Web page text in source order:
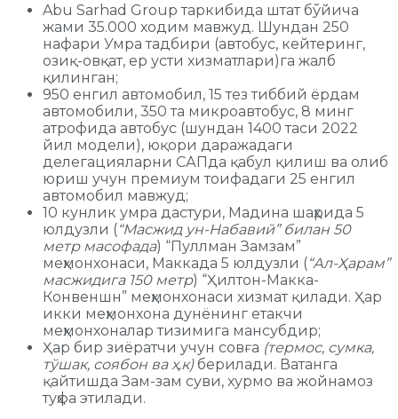
Abu Sarhad Group таркибида штат бўйича
жами 35.000 ходим мавжуд. Шундан 250
нафари Умра тадбири (автобус, кейтеринг,
озиқ-овқат, ер усти хизматлари)га жалб
қилинган;
950 енгил автомобил, 15 тез тиббий ёрдам
автомобили, 350 та микроавтобус, 8 минг
атрофида автобус (шундан 1400 таси 2022
йил модели), юқори даражадаги
делегацияларни САПда қабул қилиш ва олиб
юриш учун премиум тоифадаги 25 енгил
автомобил мавжуд;
10 кунлик умра дастури, Мадина шаҳрида 5
юлдузли (“Масжид ун-Набавий” билан 50
метр масофада) “Пуллман Замзам”
меҳмонхонаси, Маккада 5 юлдузли (“Ал-Ҳарам”
масжидига 150 метр) “Ҳилтон-Макка-
Конвеншн” меҳмонхонаси хизмат қилади. Ҳар
икки меҳмонхона дунёнинг етакчи
меҳмонхоналар тизимига мансубдир;
Ҳар бир зиёратчи учун совға (термос, сумка,
тўшак, соябон ва ҳ.к)берилади. Ватанга
қайтишда Зам-зам суви, хурмо ва жойнамоз
туҳфа этилади.